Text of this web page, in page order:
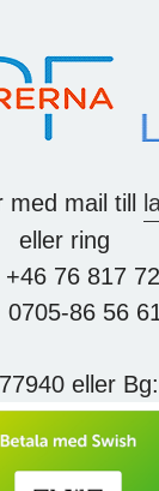
med mail till
eller ring
+46 76 817
0705-86 56
eller